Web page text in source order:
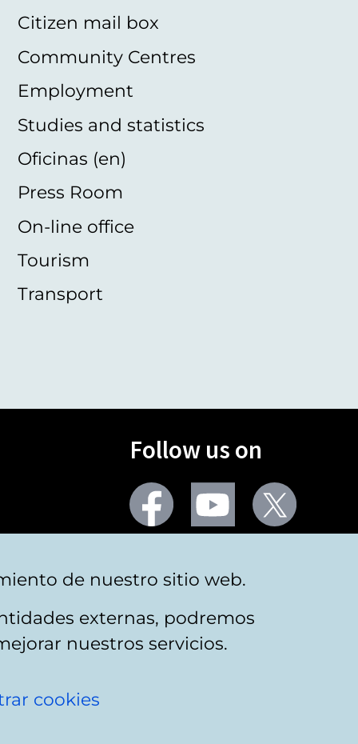
Citizen mail box
Community Centres
Employment
Studies and statistics
Oficinas (en)
Press Room
On-line office
Tourism
Transport
Follow us on
Facebook Youtube
de nuestro sitio web.
externas, podremos
nuestros servicios.
cookies